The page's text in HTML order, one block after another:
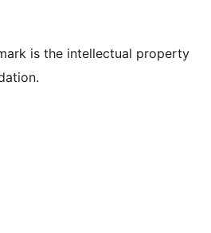
is the intellectual property